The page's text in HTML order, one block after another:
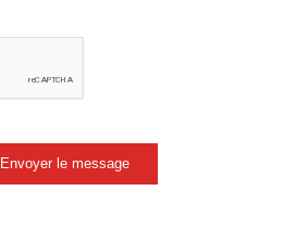
Envoyer le message